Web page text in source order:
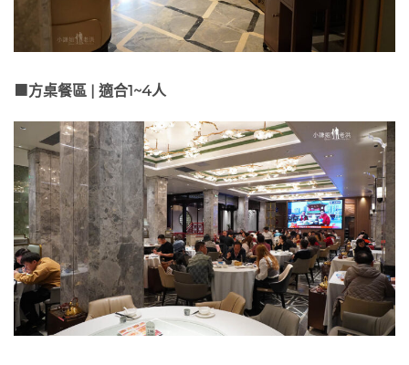
🟧方桌餐區 | 適合1~4人